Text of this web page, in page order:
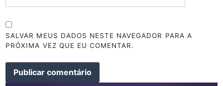
SALVAR MEUS DADOS NESTE NAVEGADOR PARA A
PRÓXIMA VEZ QUE EU COMENTAR.